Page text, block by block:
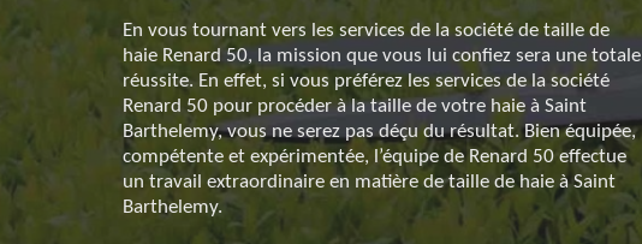
haie. Ce
en œuvre
taille de
dans
taille de
En vous tournant vers les services de la société de taille de
haie Renard 50, la mission que vous lui confiez sera une totale
réussite. En effet, si vous préférez les services de la société
Renard 50 pour procéder à la taille de votre haie à Saint
Barthelemy, vous ne serez pas déçu du résultat. Bien équipée,
compétente et expérimentée, l’équipe de Renard 50 effectue
un travail extraordinaire en matière de taille de haie à Saint
Barthelemy.